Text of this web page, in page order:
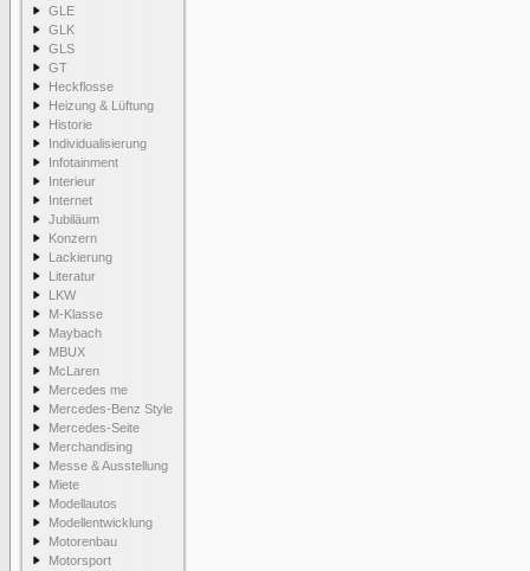
GLE
GLK
GLS
GT
Heckflosse
Heizung & Lüftung
Historie
Individualisierung
Infotainment
Interieur
Internet
Jubiläum
Konzern
Lackierung
Literatur
LKW
M-Klasse
Maybach
MBUX
McLaren
Mercedes me
Mercedes-Benz Style
Mercedes-Seite
Merchandising
Messe & Ausstellung
Miete
Modellautos
Modellentwicklung
Motorenbau
Motorsport